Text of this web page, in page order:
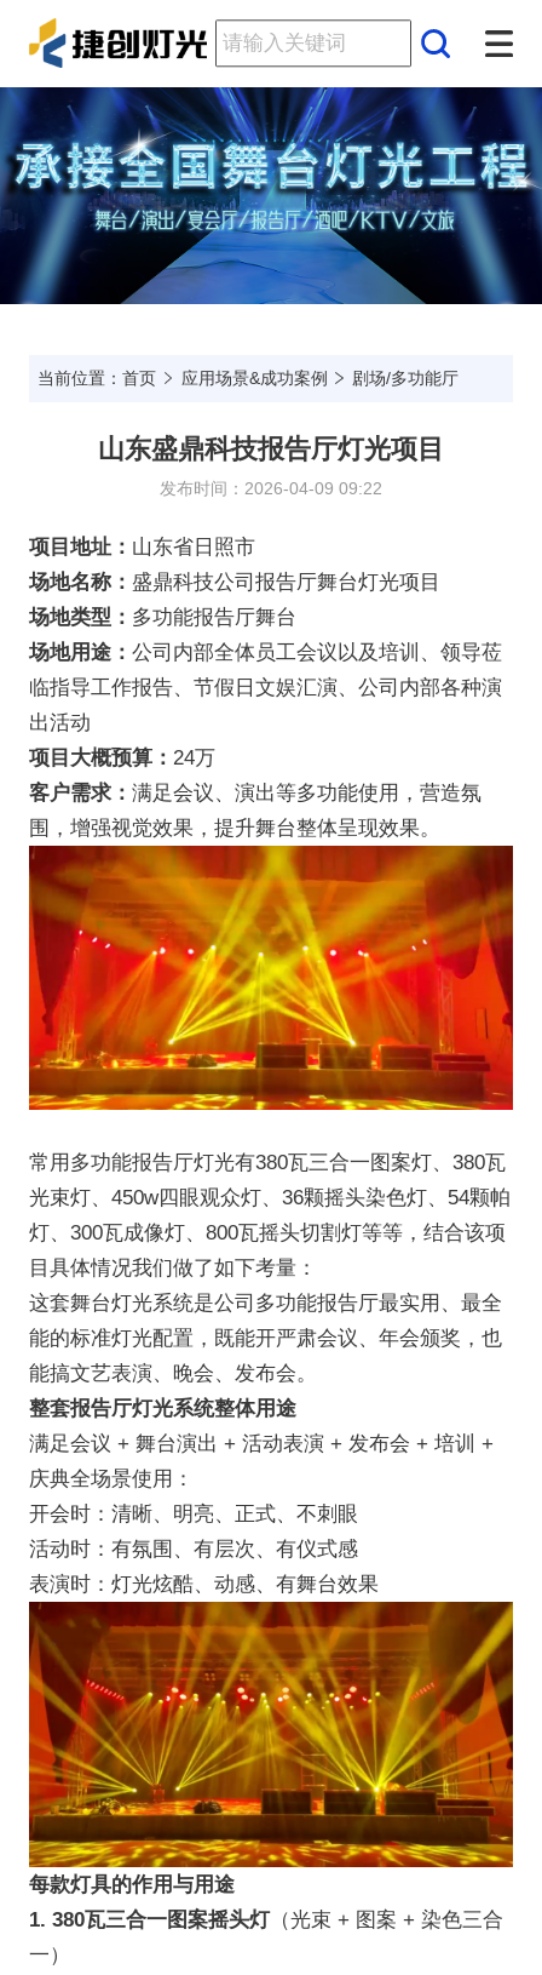
当前位置：首页 应用场景&成功案例 剧场/多功能厅
山东盛鼎科技报告厅灯光项目
发布时间：2026-04-09 09:22
项目地址： 山东省日照市
场地名称： 盛鼎科技公司报告厅舞台灯光项目
场地类型： 多功能报告厅舞台
场地用途： 公司内部全体员工会议以及培训、领导莅
临指导工作报告、节假日文娱汇演、公司内部各种演
出活动
项目大概预算： 24万
客户需求： 满足会议、演出等多功能使用，营造氛
围，增强视觉效果，提升舞台整体呈现效果。
常用多功能报告厅灯光有380瓦三合一图案灯、380瓦
光束灯、450w四眼观众灯、36颗摇头染色灯、54颗帕
灯、300瓦成像灯、800瓦摇头切割灯等等，结合该项
目具体情况我们做了如下考量：
这套舞台灯光系统是公司多功能报告厅最实用、最全
能的标准灯光配置，既能开严肃会议、年会颁奖，也
能搞文艺表演、晚会、发布会。
整套报告厅灯光系统整体用途
满足会议 + 舞台演出 + 活动表演 + 发布会 + 培训 +
庆典全场景使用：
开会时：清晰、明亮、正式、不刺眼
活动时：有氛围、有层次、有仪式感
表演时：灯光炫酷、动感、有舞台效果
每款灯具的作用与用途
1. 380瓦三合一图案摇头灯（光束 + 图案 + 染色三合
一）